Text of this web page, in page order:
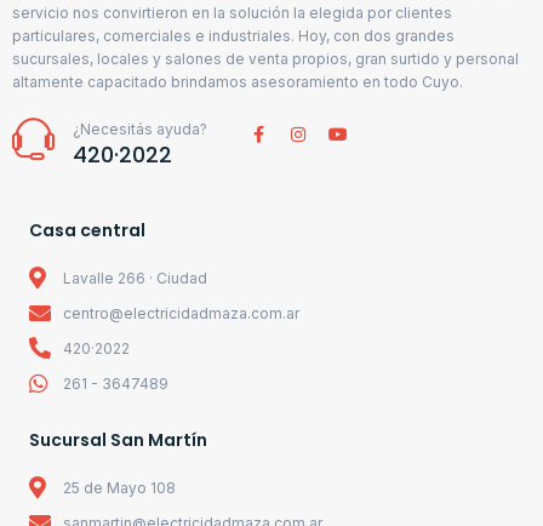
servicio nos convirtieron en la solución la elegida por clientes
particulares, comerciales e industriales. Hoy, con dos grandes
sucursales, locales y salones de venta propios, gran surtido y personal
altamente capacitado brindamos asesoramiento en todo Cuyo.
¿Necesitás ayuda?
420·2022
Casa central
Lavalle 266 · Ciudad
centro@electricidadmaza.com.ar
420·2022
261 - 3647489
Sucursal San Martín
25 de Mayo 108